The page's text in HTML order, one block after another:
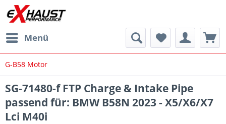
Menü
G-B58 Motor
SG-71480-f FTP Charge & Intake Pipe
passend für: BMW B58N 2023 - X5/X6/X7
Lci M40i